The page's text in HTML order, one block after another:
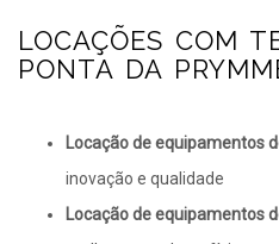
LOCAÇÕES COM
PONTA DA
Locação de equipamentos
inovação e qualidade
Locação de equipamentos